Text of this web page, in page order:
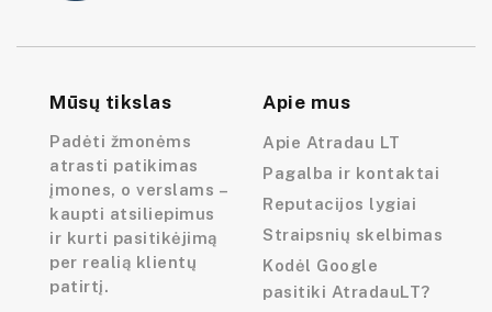
Mūsų tikslas
Padėti žmonėms
atrasti patikimas
įmones, o verslams –
kaupti atsiliepimus
ir kurti pasitikėjimą
per realią klientų
patirtį.
Apie mus
Apie Atradau LT
Pagalba ir kontaktai
Reputacijos lygiai
Straipsnių skelbimas
Kodėl Google
pasitiki AtradauLT?